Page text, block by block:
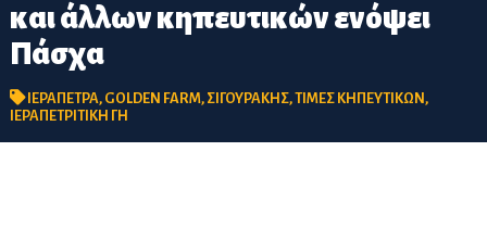
και άλλων κηπευτικών ενόψει
Πάσχα
ΙΕΡΑΠΕΤΡΑ, GOLDEN FARM, ΣΙΓΟΥΡΑΚΗΣ,ΤΙΜΕΣ ΚΗΠΕΥΤΙΚΩΝ,
ΙΕΡΑΠΕΤΡΙΤΙΚΗ ΓΗ